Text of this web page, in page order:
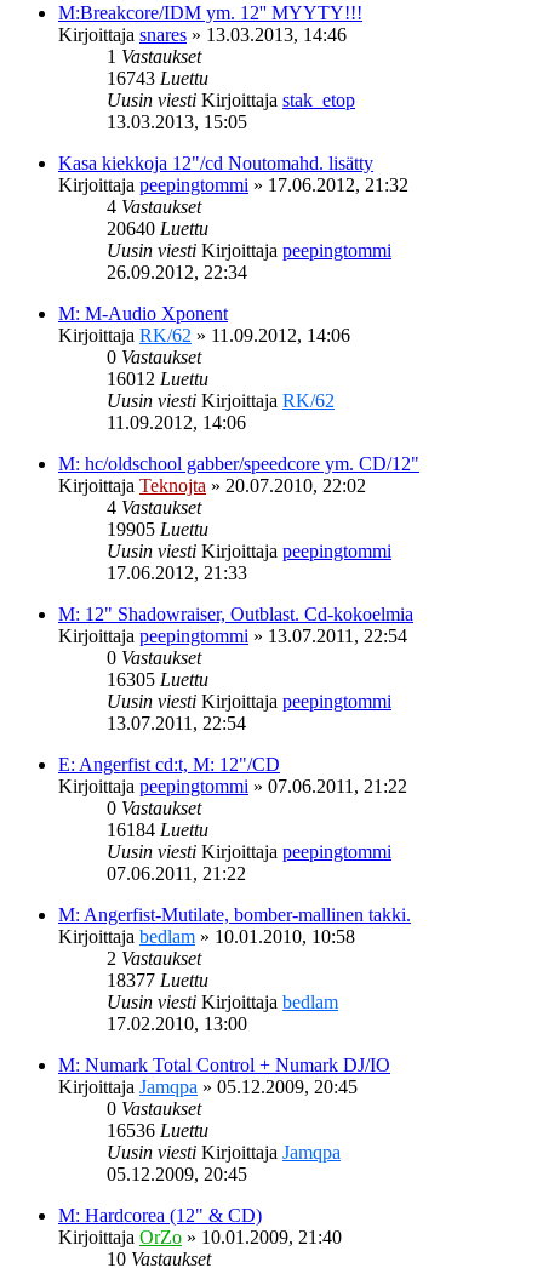
M:Breakcore/IDM ym. 12'' MYYTY!!!
Kirjoittaja snares » 13.03.2013, 14:46
1 Vastaukset
16743 Luettu
Uusin viesti Kirjoittaja stak_etop
13.03.2013, 15:05
Kasa kiekkoja 12"/cd Noutomahd. lisätty
Kirjoittaja peepingtommi » 17.06.2012, 21:32
4 Vastaukset
20640 Luettu
Uusin viesti Kirjoittaja peepingtommi
26.09.2012, 22:34
M: M-Audio Xponent
Kirjoittaja RK/62 » 11.09.2012, 14:06
0 Vastaukset
16012 Luettu
Uusin viesti Kirjoittaja RK/62
11.09.2012, 14:06
M: hc/oldschool gabber/speedcore ym. CD/12"
Kirjoittaja Teknojta » 20.07.2010, 22:02
4 Vastaukset
19905 Luettu
Uusin viesti Kirjoittaja peepingtommi
17.06.2012, 21:33
M: 12" Shadowraiser, Outblast. Cd-kokoelmia
Kirjoittaja peepingtommi » 13.07.2011, 22:54
0 Vastaukset
16305 Luettu
Uusin viesti Kirjoittaja peepingtommi
13.07.2011, 22:54
E: Angerfist cd:t, M: 12"/CD
Kirjoittaja peepingtommi » 07.06.2011, 21:22
0 Vastaukset
16184 Luettu
Uusin viesti Kirjoittaja peepingtommi
07.06.2011, 21:22
M: Angerfist-Mutilate, bomber-mallinen takki.
Kirjoittaja bedlam » 10.01.2010, 10:58
2 Vastaukset
18377 Luettu
Uusin viesti Kirjoittaja bedlam
17.02.2010, 13:00
M: Numark Total Control + Numark DJ/IO
Kirjoittaja Jamqpa » 05.12.2009, 20:45
0 Vastaukset
16536 Luettu
Uusin viesti Kirjoittaja Jamqpa
05.12.2009, 20:45
M: Hardcorea (12" & CD)
Kirjoittaja OrZo » 10.01.2009, 21:40
10 Vastaukset